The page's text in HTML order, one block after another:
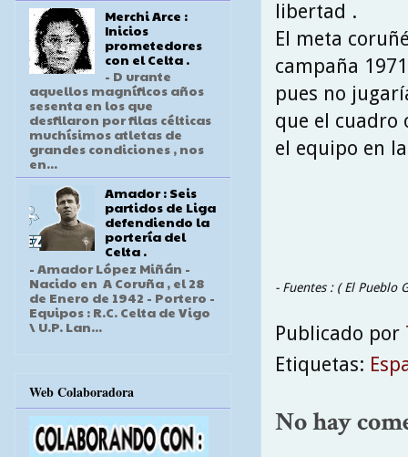
libertad .
El meta
campaña
pues no
que el cuadro
el equipo en
- Fuentes : ( El Pueblo
Publicado por
Etiquetas:
No hay
Merchi Arce :
Inicios
prometedores
con el Celta .
- D urante
aquellos magníficos años
sesenta en los que
desfilaron por filas célticas
muchísimos atletas de
grandes condiciones , nos
en...
Amador : Seis
partidos de Liga
defendiendo la
portería del
Celta .
- Amador López Miñán -
Nacido en A Coruña , el 28
de Enero de 1942 - Portero -
Equipos : R.C. Celta de Vigo
\ U.P. Lan...
Web Colaboradora